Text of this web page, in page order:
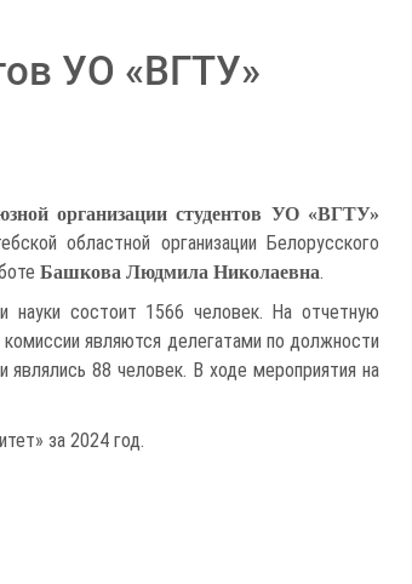
УО «ВГТУ»
организации студентов УО «ВГТУ»
областной организации Белорусского
Башкова Людмила Николаевна.
науки состоит 1566 человек. На отчетную
являются делегатами по должности
являлись 88 человек. В ходе мероприятия на
за 2024 год.